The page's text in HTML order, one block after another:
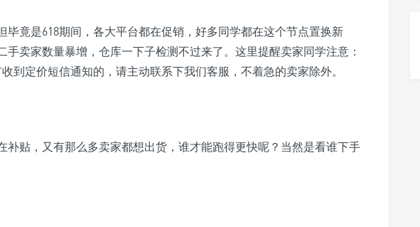
毕竟是618期间，各大平台都在促销，好多同学都在这个节点置换新
手卖家数量暴增， 仓库一下子检测不过来了。这里提醒卖家同学注意：
到定价短信通知的 ，请主动联系下我们客服，不着急的卖家除外。
补贴， 又有那么多卖家都想出货，谁才能跑得更快呢？当然是看谁下手